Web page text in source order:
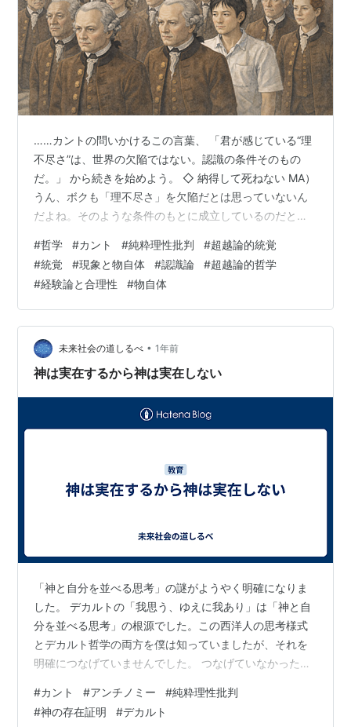
……カントの問いかけるこの言葉、 「君が感じている“理
不尽さ”は、世界の欠陥ではない。認識の条件そのもの
だ。」 から続きを始めよう。 ◇ 納得して死ねない MA）
うん、ボクも「理不尽さ」を欠陥だとは思っていないん
だよね。そのような条件のもとに成立しているのだとい
納得して死ねないよ。まあ、死なないんだけどさ。 先
生）その感覚は、カントを読んだ人が自然に抱く違和感
でもある。 理不尽さを欠陥だとは思っていない 条件のも
とに成立しているのかもしれない だけど、それでは納得
して死ねない これ、実は**カントが意図的に残した「未
回収の違和感」**そのもの…
#哲学 #カント #純粋理性批判 #超越論的統覚
#統覚 #現象と物自体 #認識論 #超越論的哲学
#経験論と合理性 #物自体
未来社会の道しるべ • 1年前
神は実在するから神は実在しない
「神と自分を並べる思考」の謎がようやく明確になりま
した。 デカルトの「我思う、ゆえに我あり」は「神と自
分を並べる思考」の根源でした。この西洋人の思考様式
とデカルト哲学の両方を僕は知っていましたが、それを
明確につなげていませんでした。 つなげていなかった理
と言えるのに、それを言ったデカルト張本人が神の存在
証明をしていることです。普通に考えたら、こんな矛盾
#カント #アンチノミー #純粋理性批判
#神の存在証明 #デカルト